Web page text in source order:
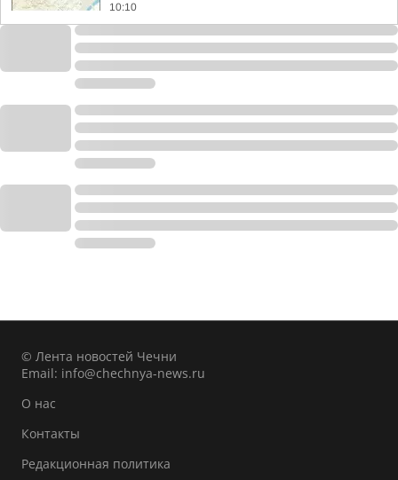
10:10
© Лента новостей Чечни
Email: info@chechnya-news.ru
О нас
Контакты
Редакционная политика